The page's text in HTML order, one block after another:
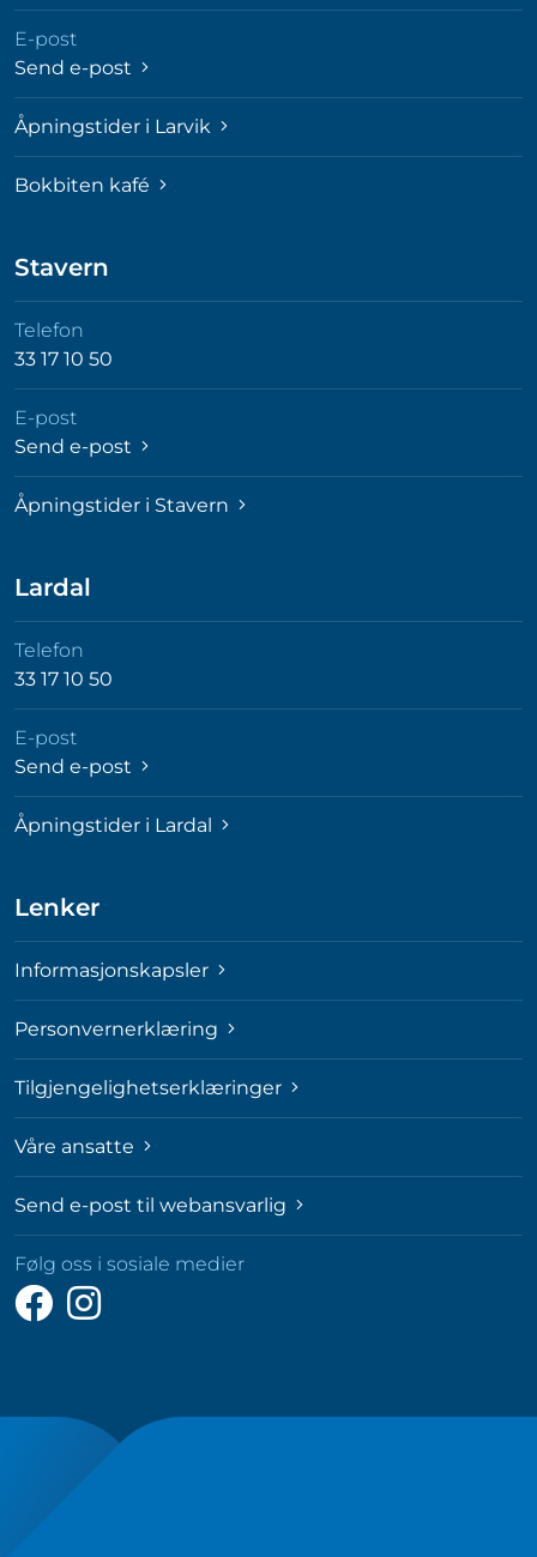
E-post
Send e-post
Åpningstider i Larvik
Bokbiten kafé
Stavern
Telefon
33 17 10 50
E-post
Send e-post
Åpningstider i Stavern
Lardal
Telefon
33 17 10 50
E-post
Send e-post
Åpningstider i Lardal
Lenker
Informasjonskapsler
Personvernerklæring
Tilgjengelighetserklæringer
Våre ansatte
Send e-post til webansvarlig
Følg oss i sosiale medier
Følg
oss
Følg
oss